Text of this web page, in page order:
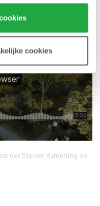
ons cookiebeleid.
cookies
over NL Greenlabel en duurzaamheid